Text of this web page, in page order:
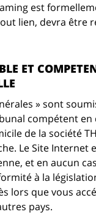
est
lien, devra être
ET
» sont
compétent en
de la société
Le Site Internet
et en aucun
à la
lors que vous
pays.